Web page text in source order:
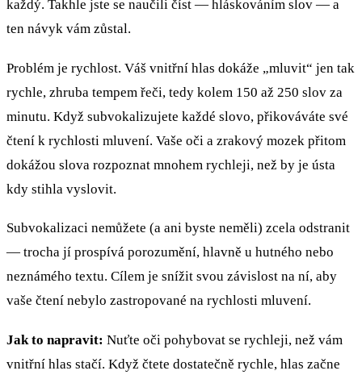
každý. Takhle jste se naučili číst — hláskováním slov — a
ten návyk vám zůstal.
Problém je rychlost. Váš vnitřní hlas dokáže „mluvit“ jen tak
rychle, zhruba tempem řeči, tedy kolem 150 až 250 slov za
minutu. Když subvokalizujete každé slovo, přikováváte své
čtení k rychlosti mluvení. Vaše oči a zrakový mozek přitom
dokážou slova rozpoznat mnohem rychleji, než by je ústa
kdy stihla vyslovit.
Subvokalizaci nemůžete (a ani byste neměli) zcela odstranit
— trocha jí prospívá porozumění, hlavně u hutného nebo
neznámého textu. Cílem je snížit svou závislost na ní, aby
vaše čtení nebylo zastropované na rychlosti mluvení.
Jak to napravit: Nuťte oči pohybovat se rychleji, než vám
vnitřní hlas stačí. Když čtete dostatečně rychle, hlas začne